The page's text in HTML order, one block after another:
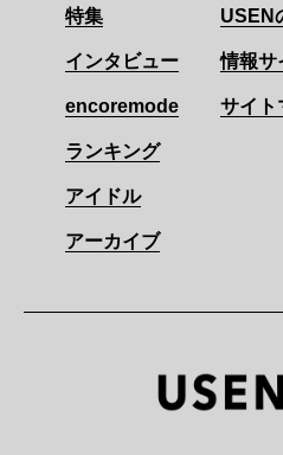
特集
インタビュー
encoremode
ランキング
アイドル
アーカイブ
USEN
情報サ
サイト